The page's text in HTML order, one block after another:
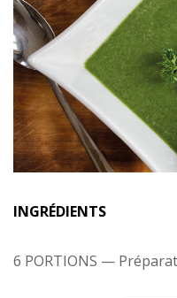
INGRÉDIENTS
6 PORTIONS —